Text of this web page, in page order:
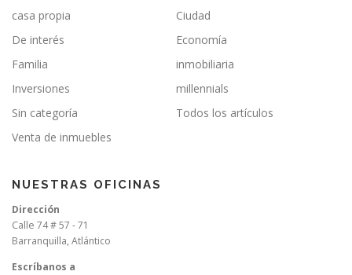
casa propia
Ciudad
De interés
Economía
Familia
inmobiliaria
Inversiones
millennials
Sin categoría
Todos los artículos
Venta de inmuebles
NUESTRAS OFICINAS
Dirección
Calle 74 # 57 - 71
Barranquilla, Atlántico
Escríbanos a